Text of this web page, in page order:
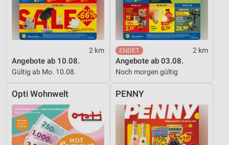
2 km
Angebote ab 10.08.
Gültig ab Mo. 10.08.
2 km
Angebote ab 03.08.
Noch morgen gültig
Opti Wohnwelt PENNY